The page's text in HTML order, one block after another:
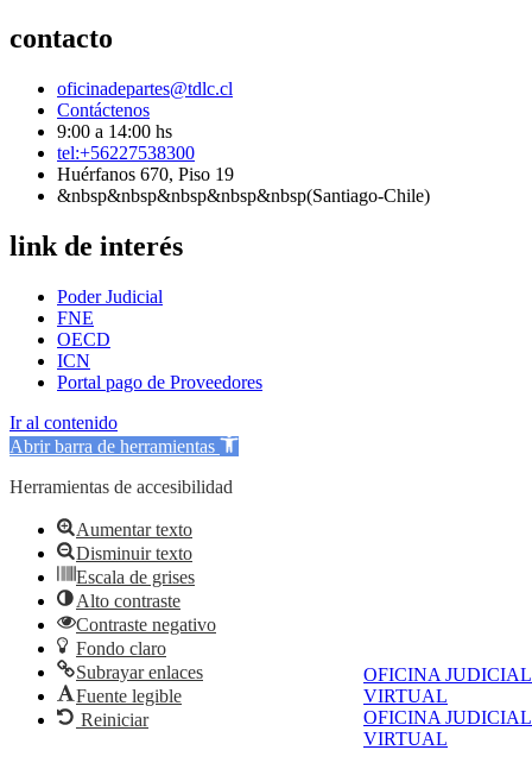
OFICINA JUDICIAL
VIRTUAL
OFICINA JUDICIAL
VIRTUAL
contacto
oficinadepartes@tdlc.cl
Contáctenos
9:00 a 14:00 hs
tel:+56227538300
Huérfanos 670, Piso 19
&nbsp&nbsp&nbsp&nbsp&nbsp(Santiago-Chile)
link de interés
Poder Judicial
FNE
OECD
ICN
Portal pago de Proveedores
Ir al contenido
Abrir barra de herramientas
Herramientas de accesibilidad
Aumentar texto
Disminuir texto
Escala de grises
Alto contraste
Contraste negativo
Fondo claro
Subrayar enlaces
Fuente legible
Reiniciar